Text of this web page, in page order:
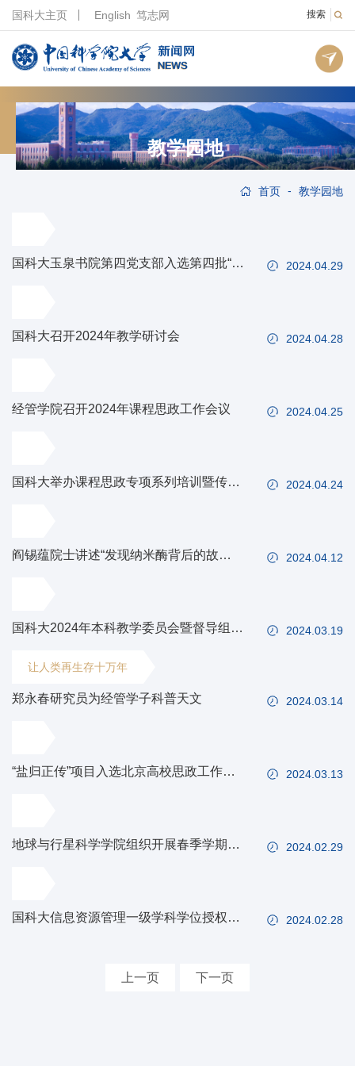
搜索
国科大主页 English 笃志网
教学园地
首页 - 教学园地
2024.04.29
国科大玉泉书院第四党支部入选第四批“全
2024.04.28
国科大召开2024年教学研讨会
2024.04.25
经管学院召开2024年课程思政工作会议
2024.04.24
国科大举办课程思政专项系列培训暨传
2024.04.12
阎锡蕴院士讲述“发现纳米酶背后的故
2024.03.19
国科大2024年本科教学委员会暨督导组工
让人类再生存十万年
2024.03.14
郑永春研究员为经管学子科普天文
2024.03.13
“盐归正传”项目入选北京高校思政工作创
2024.02.29
地球与行星科学学院组织开展春季学期新
2024.02.28
国科大信息资源管理一级学科学位授权点
上一页 下一页